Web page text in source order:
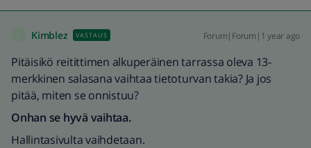
Kimblez VASTAUS Forum|Forum|1 year ago
Pitäisikö reitittimen alkuperäinen tarrassa oleva 13-
merkkinen salasana vaihtaa tietoturvan takia? Ja jos
pitää, miten se onnistuu?
Onhan se hyvä vaihtaa.
Hallintasivulta vaihdetaan.